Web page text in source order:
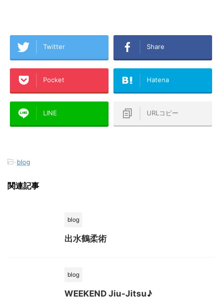
Twitter Share
Pocket Hatena
LINE URLコピー
-blog
関連記事
blog
出水鶴柔術
blog
WEEKEND Jiu-Jitsu♪